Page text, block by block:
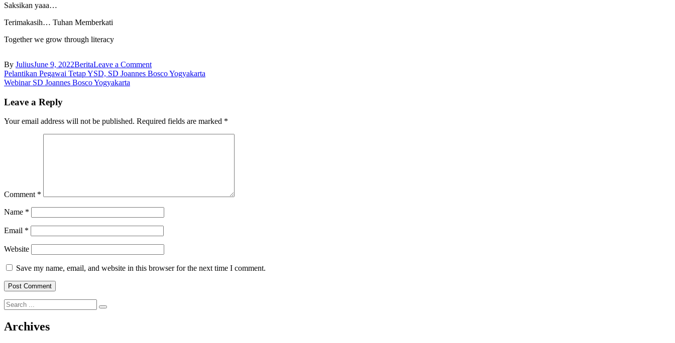
Saksikan yaaa…
Terimakasih… Tuhan Memberkati
Together we grow through literacy
By JuliusJune 9, 2022BeritaLeave a Commenton
Gebyar
SD
Bosco
Post
navigation
Pelantikan Pegawai Tetap YSD, SD Joannes Bosco Yogyakarta
Webinar SD Joannes Bosco Yogyakarta
Leave a Reply
Your email address will not be published. Required fields are marked *
Comment *
Name *
Email *
Website
Save my name, email, and website in this browser for the next time I comment.
Search
for:
Archives